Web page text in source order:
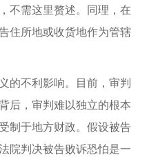
不需这里赘述。同理，在
住所地或收货地作为管辖
不利影响。目前，审判
后，审判难以独立的根本
制于地方财政。假设被告
院判决被告败诉恐怕是一